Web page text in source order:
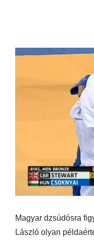
Magyar dzsúdósra
László olyan